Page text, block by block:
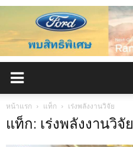
หน้าแรก แท็ก เร่งพลังงานวิจัย
แท็ก: เร่งพลังงานวิจัย